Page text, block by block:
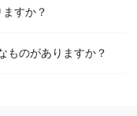
すか？
ものがありますか？